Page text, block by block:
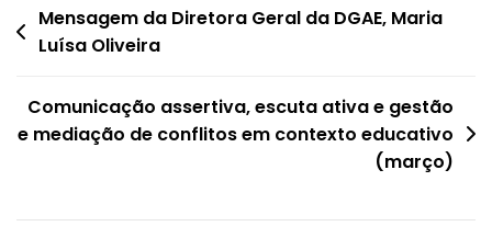
Navegação
de
Mensagem da Diretora Geral da DGAE, Maria
Luísa Oliveira
Comunicação assertiva, escuta ativa e gestão
e mediação de conflitos em contexto educativo
(março)